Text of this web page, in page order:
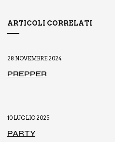
ARTICOLI CORRELATI
28 NOVEMBRE 2024
PREP­PER
10 LUGLIO 2025
PAR­TY